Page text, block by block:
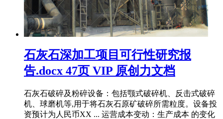
石灰石深加工项目可行性研究报
告.docx 47页 VIP 原创力文档
石灰石破碎及粉碎设备：包括颚式破碎机、反击式破碎
机、球磨机等,用于将石灰石原矿破碎所需粒度。设备投
资预计为人民币XX ... 运营成本变动：生产成本 的变化